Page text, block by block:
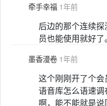
牵手幸福 1年前
后边的那个连续
员也能使用就好了
墨香漫卷 1年前
这个刚刚开了个
语音库怎么语速
啊，能不能就是说